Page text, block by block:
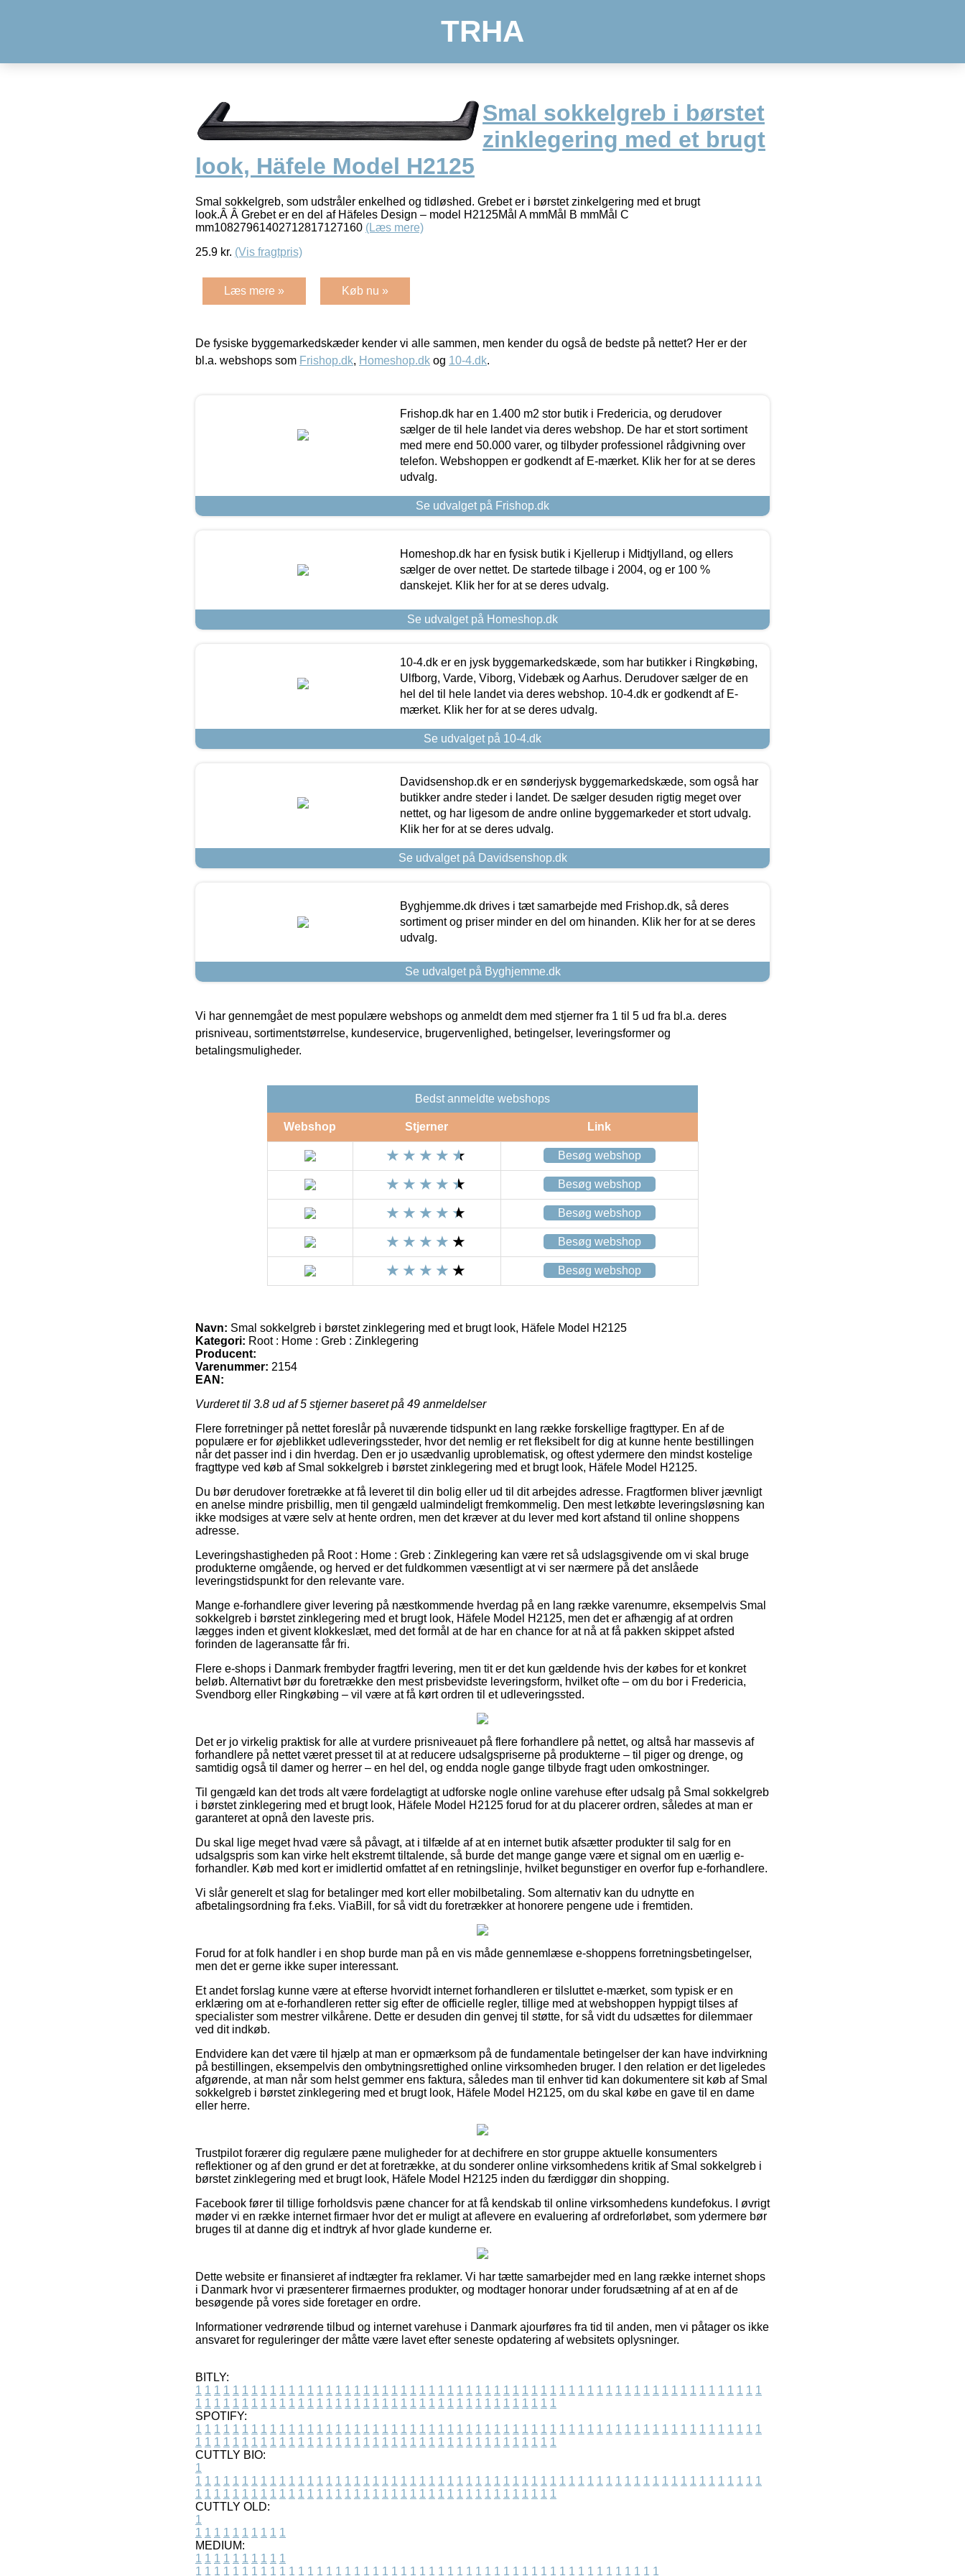
TRHA
Smal sokkelgreb i børstet
zinklegering med et brugt
look, Häfele Model H2125
Smal sokkelgreb, som udstråler enkelhed og tidløshed. Grebet er i børstet zinkelgering med et brugt
look.Â Â Grebet er en del af Häfeles Design – model H2125Mål A mmMål B mmMål C
mm10827961402712817127160 (Læs mere)
25.9 kr. (Vis fragtpris)
Læs mere » Køb nu »
De fysiske byggemarkedskæder kender vi alle sammen, men kender du også de bedste på nettet? Her er der
bl.a. webshops som Frishop.dk, Homeshop.dk og 10-4.dk.
Frishop.dk har en 1.400 m2 stor butik i Fredericia, og derudover
sælger de til hele landet via deres webshop. De har et stort sortiment
med mere end 50.000 varer, og tilbyder professionel rådgivning over
telefon. Webshoppen er godkendt af E-mærket. Klik her for at se deres
udvalg.
Se udvalget på Frishop.dk
Homeshop.dk har en fysisk butik i Kjellerup i Midtjylland, og ellers
sælger de over nettet. De startede tilbage i 2004, og er 100 %
danskejet. Klik her for at se deres udvalg.
Se udvalget på Homeshop.dk
10-4.dk er en jysk byggemarkedskæde, som har butikker i Ringkøbing,
Ulfborg, Varde, Viborg, Videbæk og Aarhus. Derudover sælger de en
hel del til hele landet via deres webshop. 10-4.dk er godkendt af E-
mærket. Klik her for at se deres udvalg.
Se udvalget på 10-4.dk
Davidsenshop.dk er en sønderjysk byggemarkedskæde, som også har
butikker andre steder i landet. De sælger desuden rigtig meget over
nettet, og har ligesom de andre online byggemarkeder et stort udvalg.
Klik her for at se deres udvalg.
Se udvalget på Davidsenshop.dk
Byghjemme.dk drives i tæt samarbejde med Frishop.dk, så deres
sortiment og priser minder en del om hinanden. Klik her for at se deres
udvalg.
Se udvalget på Byghjemme.dk
Vi har gennemgået de mest populære webshops og anmeldt dem med stjerner fra 1 til 5 ud fra bl.a. deres
prisniveau, sortimentstørrelse, kundeservice, brugervenlighed, betingelser, leveringsformer og
betalingsmuligheder.
Bedst anmeldte webshops
Webshop Stjerner Link
Besøg webshop
Besøg webshop
Besøg webshop
Besøg webshop
Besøg webshop
Navn: Smal sokkelgreb i børstet zinklegering med et brugt look, Häfele Model H2125
Kategori: Root : Home : Greb : Zinklegering
Producent:
Varenummer: 2154
EAN:
Vurderet til 3.8 ud af 5 stjerner baseret på 49 anmeldelser
Flere forretninger på nettet foreslår på nuværende tidspunkt en lang række forskellige fragttyper. En af de
populære er for øjeblikket udleveringssteder, hvor det nemlig er ret fleksibelt for dig at kunne hente bestillingen
når det passer ind i din hverdag. Den er jo usædvanlig uproblematisk, og oftest ydermere den mindst kostelige
fragttype ved køb af Smal sokkelgreb i børstet zinklegering med et brugt look, Häfele Model H2125.
Du bør derudover foretrække at få leveret til din bolig eller ud til dit arbejdes adresse. Fragtformen bliver jævnligt
en anelse mindre prisbillig, men til gengæld ualmindeligt fremkommelig. Den mest letkøbte leveringsløsning kan
ikke modsiges at være selv at hente ordren, men det kræver at du lever med kort afstand til online shoppens
adresse.
Leveringshastigheden på Root : Home : Greb : Zinklegering kan være ret så udslagsgivende om vi skal bruge
produkterne omgående, og herved er det fuldkommen væsentligt at vi ser nærmere på det anslåede
leveringstidspunkt for den relevante vare.
Mange e-forhandlere giver levering på næstkommende hverdag på en lang række varenumre, eksempelvis Smal
sokkelgreb i børstet zinklegering med et brugt look, Häfele Model H2125, men det er afhængig af at ordren
lægges inden et givent klokkeslæt, med det formål at de har en chance for at nå at få pakken skippet afsted
forinden de lageransatte får fri.
Flere e-shops i Danmark frembyder fragtfri levering, men tit er det kun gældende hvis der købes for et konkret
beløb. Alternativt bør du foretrække den mest prisbevidste leveringsform, hvilket ofte – om du bor i Fredericia,
Svendborg eller Ringkøbing – vil være at få kørt ordren til et udleveringssted.
Det er jo virkelig praktisk for alle at vurdere prisniveauet på flere forhandlere på nettet, og altså har massevis af
forhandlere på nettet været presset til at at reducere udsalgspriserne på produkterne – til piger og drenge, og
samtidig også til damer og herrer – en hel del, og endda nogle gange tilbyde fragt uden omkostninger.
Til gengæld kan det trods alt være fordelagtigt at udforske nogle online varehuse efter udsalg på Smal sokkelgreb
i børstet zinklegering med et brugt look, Häfele Model H2125 forud for at du placerer ordren, således at man er
garanteret at opnå den laveste pris.
Du skal lige meget hvad være så påvagt, at i tilfælde af at en internet butik afsætter produkter til salg for en
udsalgspris som kan virke helt ekstremt tiltalende, så burde det mange gange være et signal om en uærlig e-
forhandler. Køb med kort er imidlertid omfattet af en retningslinje, hvilket begunstiger en overfor fup e-forhandlere.
Vi slår generelt et slag for betalinger med kort eller mobilbetaling. Som alternativ kan du udnytte en
afbetalingsordning fra f.eks. ViaBill, for så vidt du foretrækker at honorere pengene ude i fremtiden.
Forud for at folk handler i en shop burde man på en vis måde gennemlæse e-shoppens forretningsbetingelser,
men det er gerne ikke super interessant.
Et andet forslag kunne være at efterse hvorvidt internet forhandleren er tilsluttet e-mærket, som typisk er en
erklæring om at e-forhandleren retter sig efter de officielle regler, tillige med at webshoppen hyppigt tilses af
specialister som mestrer vilkårene. Dette er desuden din genvej til støtte, for så vidt du udsættes for dilemmaer
ved dit indkøb.
Endvidere kan det være til hjælp at man er opmærksom på de fundamentale betingelser der kan have indvirkning
på bestillingen, eksempelvis den ombytningsrettighed online virksomheden bruger. I den relation er det ligeledes
afgørende, at man når som helst gemmer ens faktura, således man til enhver tid kan dokumentere sit køb af Smal
sokkelgreb i børstet zinklegering med et brugt look, Häfele Model H2125, om du skal købe en gave til en dame
eller herre.
Trustpilot forærer dig regulære pæne muligheder for at dechifrere en stor gruppe aktuelle konsumenters
reflektioner og af den grund er det at foretrække, at du sonderer online virksomhedens kritik af Smal sokkelgreb i
børstet zinklegering med et brugt look, Häfele Model H2125 inden du færdiggør din shopping.
Facebook fører til tillige forholdsvis pæne chancer for at få kendskab til online virksomhedens kundefokus. I øvrigt
møder vi en række internet firmaer hvor det er muligt at aflevere en evaluering af ordreforløbet, som ydermere bør
bruges til at danne dig et indtryk af hvor glade kunderne er.
Dette website er finansieret af indtægter fra reklamer. Vi har tætte samarbejder med en lang række internet shops
i Danmark hvor vi præsenterer firmaernes produkter, og modtager honorar under forudsætning af at en af de
besøgende på vores side foretager en ordre.
Informationer vedrørende tilbud og internet varehuse i Danmark ajourføres fra tid til anden, men vi påtager os ikke
ansvaret for reguleringer der måtte være lavet efter seneste opdatering af websitets oplysninger.
BITLY:
1 1 1 1 1 1 1 1 1 1 1 1 1 1 1 1 1 1 1 1 1 1 1 1 1 1 1 1 1 1 1 1 1 1 1 1 1 1 1 1 1 1 1 1 1 1 1 1 1 1 1 1 1 1 1 1 1 1 1 1 1
1 1 1 1 1 1 1 1 1 1 1 1 1 1 1 1 1 1 1 1 1 1 1 1 1 1 1 1 1 1 1 1 1 1 1 1 1 1 1
SPOTIFY:
1 1 1 1 1 1 1 1 1 1 1 1 1 1 1 1 1 1 1 1 1 1 1 1 1 1 1 1 1 1 1 1 1 1 1 1 1 1 1 1 1 1 1 1 1 1 1 1 1 1 1 1 1 1 1 1 1 1 1 1 1
1 1 1 1 1 1 1 1 1 1 1 1 1 1 1 1 1 1 1 1 1 1 1 1 1 1 1 1 1 1 1 1 1 1 1 1 1 1 1
CUTTLY BIO:
1
1 1 1 1 1 1 1 1 1 1 1 1 1 1 1 1 1 1 1 1 1 1 1 1 1 1 1 1 1 1 1 1 1 1 1 1 1 1 1 1 1 1 1 1 1 1 1 1 1 1 1 1 1 1 1 1 1 1 1 1 1
1 1 1 1 1 1 1 1 1 1 1 1 1 1 1 1 1 1 1 1 1 1 1 1 1 1 1 1 1 1 1 1 1 1 1 1 1 1 1
CUTTLY OLD:
1
1 1 1 1 1 1 1 1 1 1
MEDIUM:
1 1 1 1 1 1 1 1 1 1
1 1 1 1 1 1 1 1 1 1 1 1 1 1 1 1 1 1 1 1 1 1 1 1 1 1 1 1 1 1 1 1 1 1 1 1 1 1 1 1 1 1 1 1 1 1 1 1 1 1